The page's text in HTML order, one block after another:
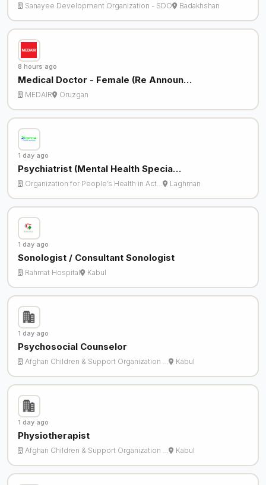
Sanayee Development Organization - SDO Badakhshan
8 hours ago
Medical Doctor - Female (Re Announ…
MEDAIR Oruzgan
1 day ago
Psychiatrist (Mental Health Specia…
Organization for People’s Health in Act… Laghman
1 day ago
Sonologist / Consultant Sonologist
Rahmat Hospital Kabul
1 day ago
Psychosocial Counselor
Afghan Children & Support Organization … Kabul
1 day ago
Physiotherapist
Afghan Children & Support Organization … Kabul